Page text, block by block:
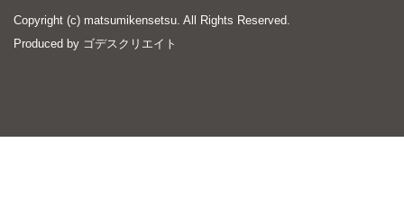
Copyright (c) matsumikensetsu. All Rights Reserved.
Produced by ゴデスクリエイト